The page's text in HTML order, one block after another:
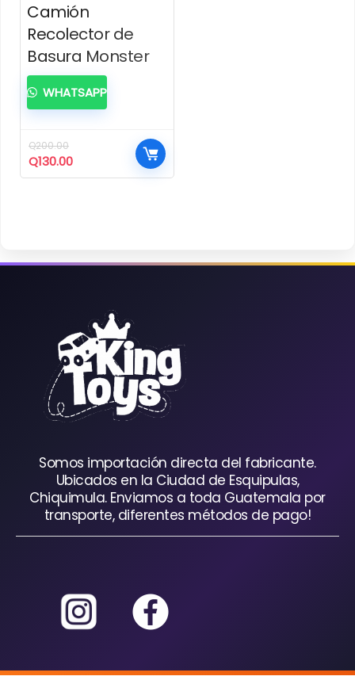
Camión
Recolector de
Basura Monster
Q200.00
El
precio
Q130.00El
precio
WHATSAPP
Somos importación directa del fabricante.
Ubicados en la Ciudad de Esquipulas,
Chiquimula. Enviamos a toda Guatemala por
transporte, diferentes métodos de pago!